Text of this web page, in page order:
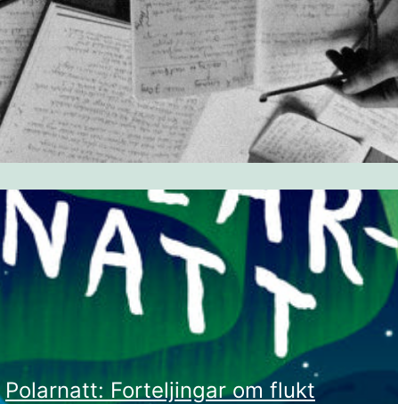
Polarnatt: Forteljingar om flukt